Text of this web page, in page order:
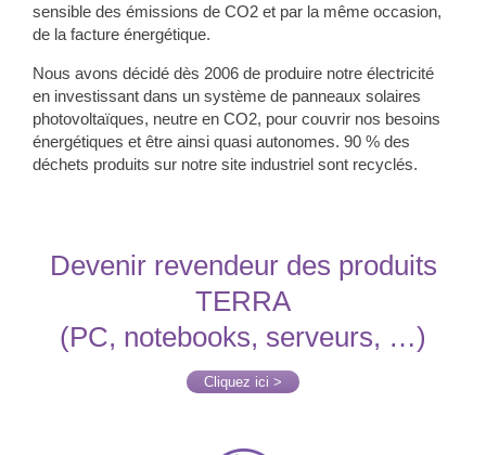
sensible des émissions de CO2 et par la même occasion,
de la facture énergétique.
Nous avons décidé dès 2006 de produire notre électricité
en investissant dans un système de panneaux solaires
photovoltaïques, neutre en CO2, pour couvrir nos besoins
énergétiques et être ainsi quasi autonomes. 90 % des
déchets produits sur notre site industriel sont recyclés.
Devenir revendeur des produits
TERRA
(PC, notebooks, serveurs, …)
Cliquez ici >